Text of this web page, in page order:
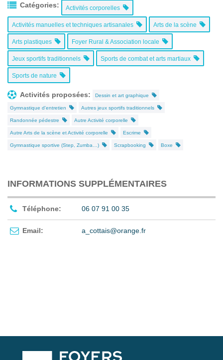
Catégories: Activités corporelles
Activités manuelles et techniques artisanales Arts de la scène
Arts plastiques Foyer Rural & Association locale
Jeux sportifs traditionnels Sports de combat et arts martiaux
Sports de nature
Activités proposées: Dessin et art graphique
Gymnastique d'entretien Autres jeux sportifs traditionnels
Randonnée pédestre Autre Activité corporelle
Autre Arts de la scène et Activité corporelle Escrime
Gymnastique sportive (Step, Zumba…) Scrapbooking Boxe
INFORMATIONS SUPPLÉMENTAIRES
Téléphone: 06 07 91 00 35
Email: a_cottais@orange.fr